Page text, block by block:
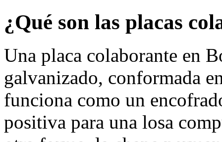
¿Qué son las placas
Una placa colaborante en
galvanizado, conformada
funciona como un
positiva para una losa